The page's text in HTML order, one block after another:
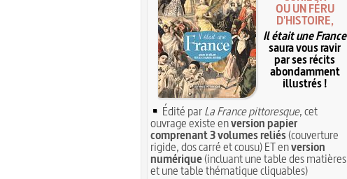
OU UN FÉRU
D'HISTOIRE,
Il était une France
saura vous ravir
par ses récits
abondamment
illustrés !
Édité parLa France pittoresque, cet
ouvrage existe enversion papier
comprenant 3 volumes reliés(couverture
rigide, dos carré et cousu) ET enversion
numérique(incluant une table des matières
et une table thématique cliquables)